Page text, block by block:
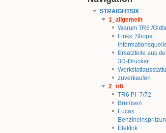
STRAIGHTSIX
1_allgemein
Warum TR6 /
Links, Shops,
Ersatzteile aus
3D-Drucker
zuverkaufen
2_tr6
TR6 PI ´7/72
Bremsen
Lucas
Elektrik